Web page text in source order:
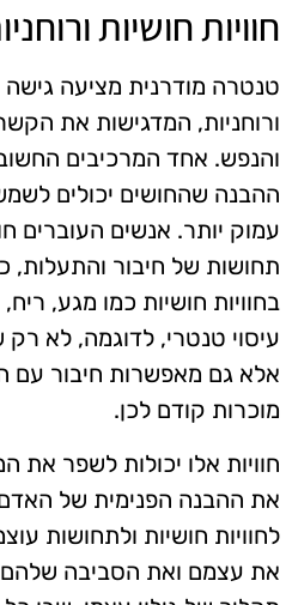
חוויות חושיות
טנטרה מודרנית מציעה גישה
ורוחניות, המדגישות את
והנפש. אחד המרכיבים
ההבנה שהחושים יכולים
עמוק יותר. אנשים העוברים
תחושות של חיבור
בחוויות חושיות כמו מגע,
עיסוי טנטרי, לדוגמה, לא
אלא גם מאפשרות חיבור עם
מוכרות קודם לכן.
חוויות אלו יכולות לשפר את
את ההבנה הפנימית של
לחוויות חושיות ולתחושות
את עצמם ואת הסביבה